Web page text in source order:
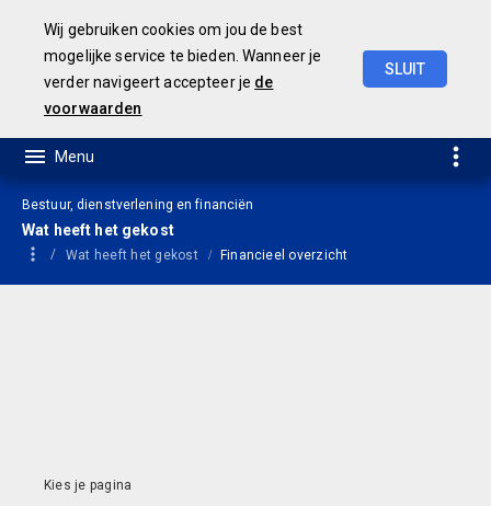
Wij gebruiken cookies om jou de best
mogelijke service te bieden. Wanneer je
verder navigeert accepteer je de
voorwaarden
SLUIT
Bestuur, dienstverlening en financiën
Wat heeft het gekost
Wat heeft het gekost Financieel overzicht